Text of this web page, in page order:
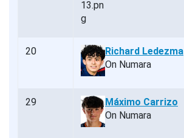
20
Richard Ledezma
On Numara
29
Máximo Carrizo
On Numara